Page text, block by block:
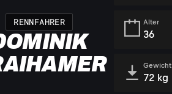
RENNFAHRER Alter
36
Gewicht
72 kg